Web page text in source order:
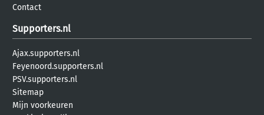
Contact
Supporters.nl
Ajax.supporters.nl
Feyenoord.supporters.nl
PSV.supporters.nl
Sitemap
Mijn voorkeuren